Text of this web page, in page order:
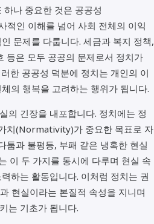
나 중요한 것은 공공성
인 이해를 넘어 사회 전체의 이익
문제를 다룹니다. 세금과 복지 정책,
등은 모두 공공의 문제로서 정치가
한 공공성 덕분에 정치는 개인의 이
의 행복을 고려하는 행위가 됩니다.
의 긴장을 내포합니다. 정치에는 정
치(Normativity)가 중요한 목표로 자
툼과 불평등, 부패 같은 냉혹한 현실
이 두 가지를 동시에 다루며 현실 속
하는 활동입니다. 이처럼 정치는 권
현실이라는 본질적 속성을 지니며
는 기초가 됩니다.